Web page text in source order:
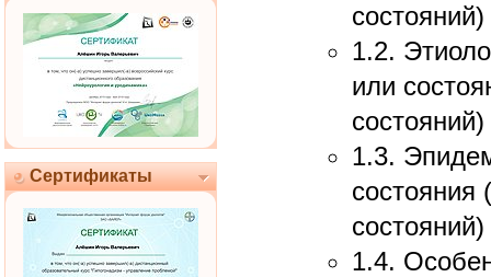
Сертификаты
состояний)
1.2.
или
состояний)
1.3.
состояния
состояний)
1.4.